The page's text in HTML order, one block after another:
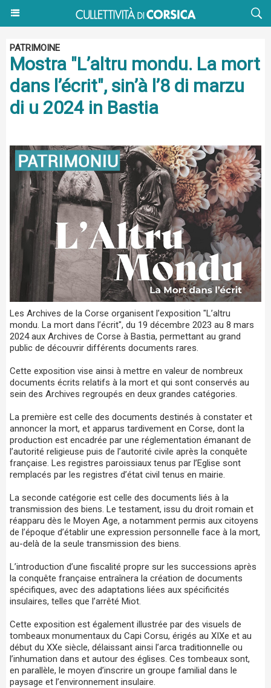
PATRIMOINE
Mostra "L’altru mondu. La mort
dans l’écrit", sin’à l’8 di marzu
di u 2024 in Bastia
Les Archives de la Corse organisent l’exposition "L’altru
mondu. La mort dans l’écrit", du 19 décembre 2023 au 8 mars
2024 aux Archives de Corse à Bastia, permettant au grand
public de découvrir différents documents rares.
Cette exposition vise ainsi à mettre en valeur de nombreux
documents écrits relatifs à la mort et qui sont conservés au
sein des Archives regroupés en deux grandes catégories.
La première est celle des documents destinés à constater et
annoncer la mort, et apparus tardivement en Corse, dont la
production est encadrée par une réglementation émanant de
l’autorité religieuse puis de l’autorité civile après la conquête
française. Les registres paroissiaux tenus par l’Eglise sont
remplacés par les registres d’état civil tenus en mairie.
La seconde catégorie est celle des documents liés à la
transmission des biens. Le testament, issu du droit romain et
réapparu dès le Moyen Age, a notamment permis aux citoyens
de l’époque d’établir une expression personnelle face à la mort,
au-delà de la seule transmission des biens.
L’introduction d’une fiscalité propre sur les successions après
la conquête française entraînera la création de documents
spécifiques, avec des adaptations liées aux spécificités
insulaires, telles que l’arrêté Miot.
Cette exposition est également illustrée par des visuels de
tombeaux monumentaux du Capi Corsu, érigés au XIXe et au
début du XXe siècle, délaissant ainsi l’arca traditionnelle ou
l’inhumation dans et autour des églises. Ces tombeaux sont,
en parallèle, le moyen d’inscrire un groupe familial dans le
paysage et l’environnement insulaire.